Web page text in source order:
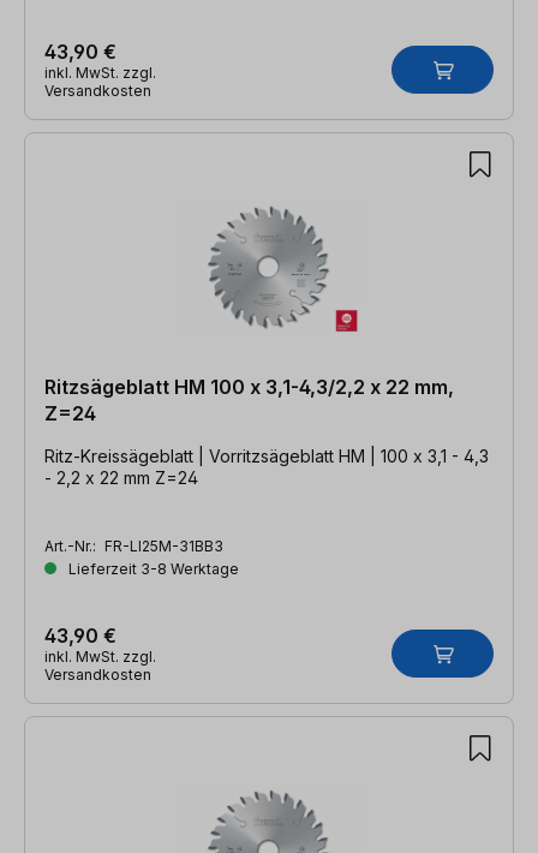
43,90 €
inkl. MwSt. zzgl.
Versandkosten
Ritzsägeblatt HM 100 x 3,1-4,3/2,2 x 22 mm,
Z=24
Ritz-Kreissägeblatt | Vorritzsägeblatt HM | 100 x 3,1 - 4,3
- 2,2 x 22 mm Z=24
Art.-Nr.: FR-LI25M-31BB3
Lieferzeit 3-8 Werktage
43,90 €
inkl. MwSt. zzgl.
Versandkosten